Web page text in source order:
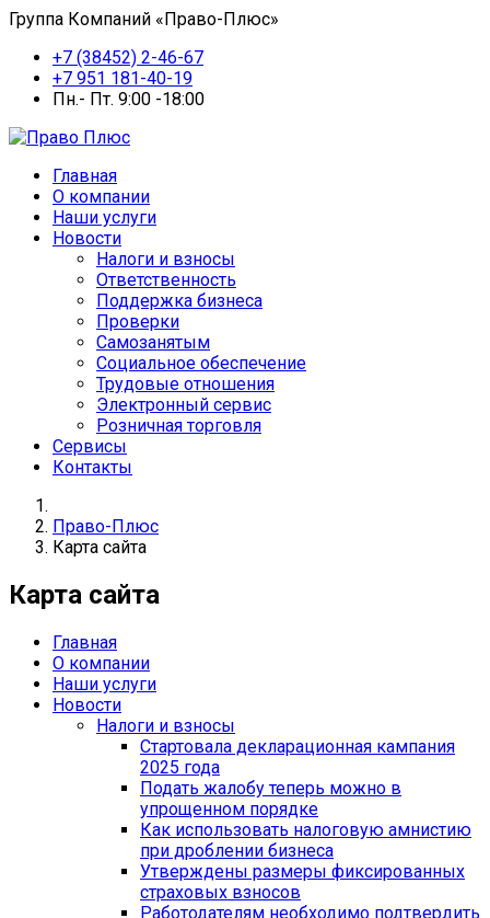
Группа Компаний «Право-Плюс»
+7 (38452) 2-46-67
+7 951 181-40-19
Пн.- Пт. 9:00 -18:00
Главная
О компании
Наши услуги
Новости
Налоги и взносы
Ответственность
Поддержка бизнеса
Проверки
Самозанятым
Социальное обеспечение
Трудовые отношения
Электронный сервис
Розничная торговля
Сервисы
Контакты
Право-Плюс
Карта сайта
Карта сайта
Главная
О компании
Наши услуги
Новости
Налоги и взносы
Стартовала декларационная кампания
2025 года
Подать жалобу теперь можно в
упрощенном порядке
Как использовать налоговую амнистию
при дроблении бизнеса
Утверждены размеры фиксированных
страховых взносов
Работодателям необходимо подтвердить